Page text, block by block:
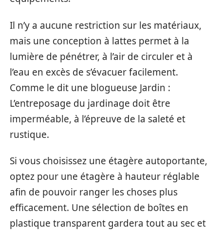
Il n’y a aucune restriction sur les matériaux,
mais une conception à lattes permet à la
lumière de pénétrer, à l’air de circuler et à
l’eau en excès de s’évacuer facilement.
Comme le dit une blogueuse Jardin :
L’entreposage du jardinage doit être
imperméable, à l’épreuve de la saleté et
rustique.
Si vous choisissez une étagère autoportante,
optez pour une étagère à hauteur réglable
afin de pouvoir ranger les choses plus
efficacement. Une sélection de boîtes en
plastique transparent gardera tout au sec et